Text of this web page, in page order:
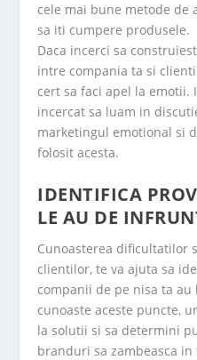
cele mai bune metode
sa iti cumpere produsele.
Daca incerci sa
intre compania ta si
cert sa faci apel la emotii.
incercat sa luam in
marketingul emotional si
folosit acesta.
IDENTIFICA
LE AU DE
Cunoasterea dificultatilor
clientilor, te va ajuta sa
companii de pe nisa ta au
cunoaste aceste puncte,
la solutii si sa determini
branduri sa zambeasca